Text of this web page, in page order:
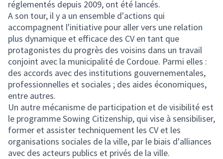
réglementés depuis 2009, ont été lancés.
A son tour, il y a un ensemble d'actions qui
accompagnent l'initiative pour aller vers une relation
plus dynamique et efficace des CV en tant que
protagonistes du progrès des voisins dans un travail
conjoint avec la municipalité de Cordoue. Parmi elles :
des accords avec des institutions gouvernementales,
professionnelles et sociales ; des aides économiques,
entre autres.
Un autre mécanisme de participation et de visibilité est
le programme Sowing Citizenship, qui vise à sensibiliser,
former et assister techniquement les CV et les
organisations sociales de la ville, par le biais d'alliances
avec des acteurs publics et privés de la ville.